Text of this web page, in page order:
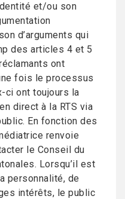
et/ou son
d’arguments qui
des articles 4 et 5
ont
fois le processus
ci ont toujours la
direct à la RTS via
En fonction des
renvoie
le Conseil du
Lorsqu’il est
personnalité, de
intérêts, le public